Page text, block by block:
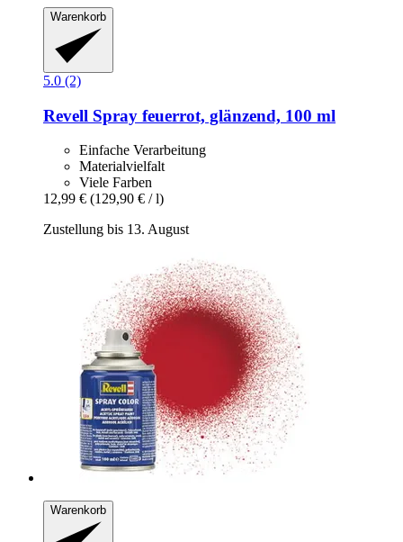
Warenkorb
5.0 (2)
Revell Spray feuerrot, glänzend, 100 ml
Einfache Verarbeitung
Materialvielfalt
Viele Farben
12,99 € (129,90 € / l)
Zustellung bis 13. August
Warenkorb